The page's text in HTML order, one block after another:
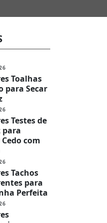
Toalhas
para Secar
Testes de
para
com
Tachos
para
Perfeita